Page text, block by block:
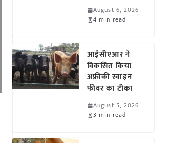
August 6, 2026
4 min read
आईसीएआर ने
विकसित किया
अफ्रीकी स्वाइन
फीवर का टीका
August 5, 2026
3 min read